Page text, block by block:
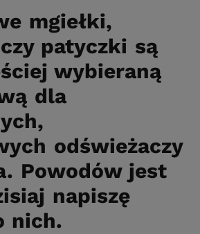
mgiełki,
patyczki są
wybieraną
dla
odświeżaczy
Powodów jest
napiszę
nich.